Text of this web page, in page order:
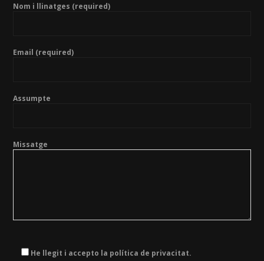
Nom i llinatges (required)
Email (required)
Assumpte
Missatge
He llegit i accepto la política de privacitat.